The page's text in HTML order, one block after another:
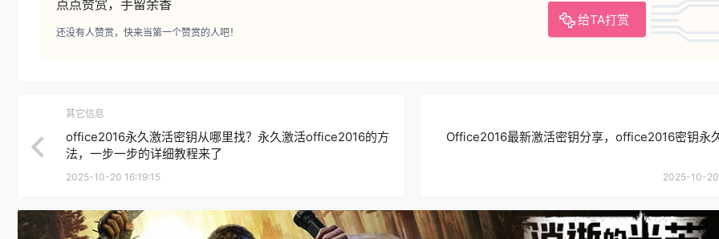
点点赞赏，手留余香
给TA打赏
还没有人赞赏，快来当第一个赞赏的人吧！
其它信息
office2016永久激活密钥从哪里找？永久激活office2016的方
法，一步一步的详细教程来了
2025-10-20 16:19:15
Office2016最新激活密钥分享，office2016密钥永
2025-10-20